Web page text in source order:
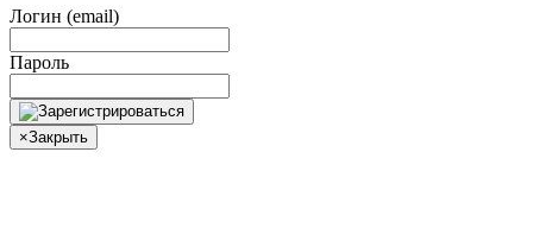
Логин (email)
Пароль
×Закрыть